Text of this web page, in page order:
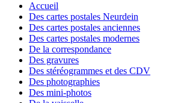
Accueil
Des cartes postales Neurdein
Des cartes postales anciennes
Des cartes postales modernes
De la correspondance
Des gravures
Des stéréogrammes et des CDV
Des photographies
Des mini-photos